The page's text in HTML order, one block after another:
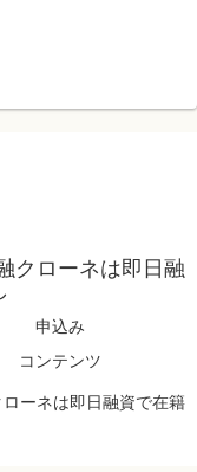
クローネは即日融
申込み
コンテンツ
ーネは即日融資で在籍